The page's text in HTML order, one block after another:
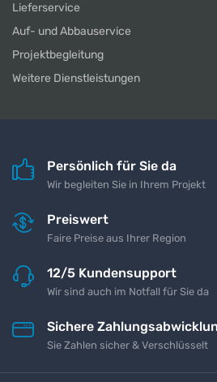
Lieferservice
Auf- und Abbauservice
Projektbegleitung
Weitere Dienstleistungen
Persönlich für Sie da
Wir begleiten Sie in Ihrem Projekt
Preiswert
Faire Preise aus Ihrer Region
12/5 Kundensupport
Wir sind auch im Notfall für Sie da
Sichere
Sie Zahlen sicher & Verschlüsselt